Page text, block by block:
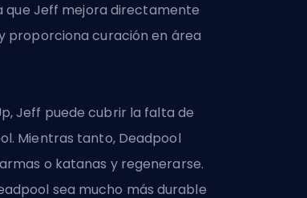
que Jeff mejora directamente
proporciona curación en área
Jeff puede cubrir la falta de
Mientras tanto, Deadpool
o katanas y regenerarse.
sea mucho más durable